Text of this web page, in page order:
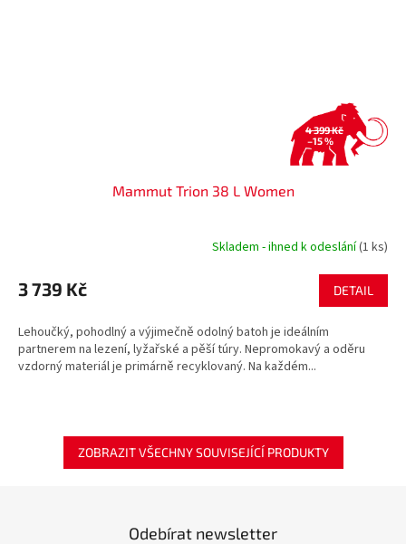
4 399 Kč
–15 %
Mammut Trion 38 L Women
Skladem - ihned k odeslání(1 ks)
3 739 Kč DETAIL
Lehoučký, pohodlný a výjimečně odolný batoh je ideálním
partnerem na lezení, lyžařské a pěší túry. Nepromokavý a oděru
vzdorný materiál je primárně recyklovaný. Na každém...
ZOBRAZIT VŠECHNY SOUVISEJÍCÍ PRODUKTY
Odebírat newsletter